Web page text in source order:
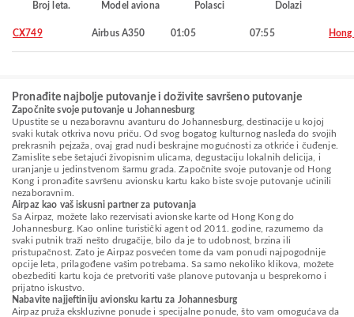
Broj leta. Model aviona Polasci Dolazi
CX749 Airbus A350 01:05 07:55
Pronađite najbolje putovanje i doživite savršeno putovanje
Započnite svoje putovanje u Johannesburg
Upustite se u nezaboravnu avanturu do Johannesburg, destinacije u kojoj
svaki kutak otkriva novu priču. Od svog bogatog kulturnog nasleđa do svojih
prekrasnih pejzaža, ovaj grad nudi beskrajne mogućnosti za otkriće i čuđenje.
Zamislite sebe šetajući živopisnim ulicama, degustaciju lokalnih delicija, i
uranjanje u jedinstvenom šarmu grada. Započnite svoje putovanje od Hong
Kong i pronađite savršenu avionsku kartu kako biste svoje putovanje učinili
nezaboravnim.
Airpaz kao vaš iskusni partner za putovanja
Sa Airpaz, možete lako rezervisati avionske karte od Hong Kong do
Johannesburg. Kao online turistički agent od 2011. godine, razumemo da
svaki putnik traži nešto drugačije, bilo da je to udobnost, brzina ili
pristupačnost. Zato je Airpaz posvećen tome da vam ponudi najpogodnije
opcije leta, prilagođene vašim potrebama. Sa samo nekoliko klikova, možete
obezbediti kartu koja će pretvoriti vaše planove putovanja u besprekorno i
prijatno iskustvo.
Nabavite najjeftiniju avionsku kartu za Johannesburg
Airpaz pruža ekskluzivne ponude i specijalne ponude, što vam omogućava da